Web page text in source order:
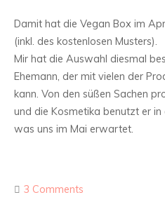
Damit hat die Vegan Box im
(inkl. des kostenlosen Musters).
Mir hat die Auswahl diesmal
Ehemann, der mit vielen der
kann. Von den süßen Sachen
und die Kosmetika benutzt er in
was uns im Mai erwartet.
3 Comments